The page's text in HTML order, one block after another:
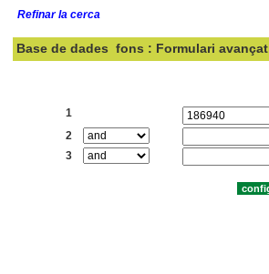
Refinar la cerca
Base de dades fons : Formulari avançat
1
2
3